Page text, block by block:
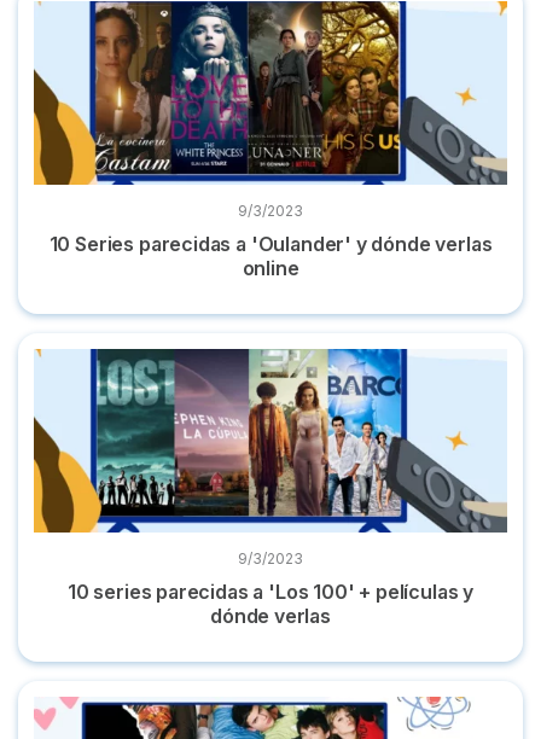
9/3/2023
10 Series parecidas a 'Oulander' y dónde verlas
online
10 series parecidas a 'Los 100' + películas y dónde verlas
9/3/2023
10 series parecidas a 'Los 100' + películas y
dónde verlas
Dónde ver 'Física o Química': todas sus temporadas online